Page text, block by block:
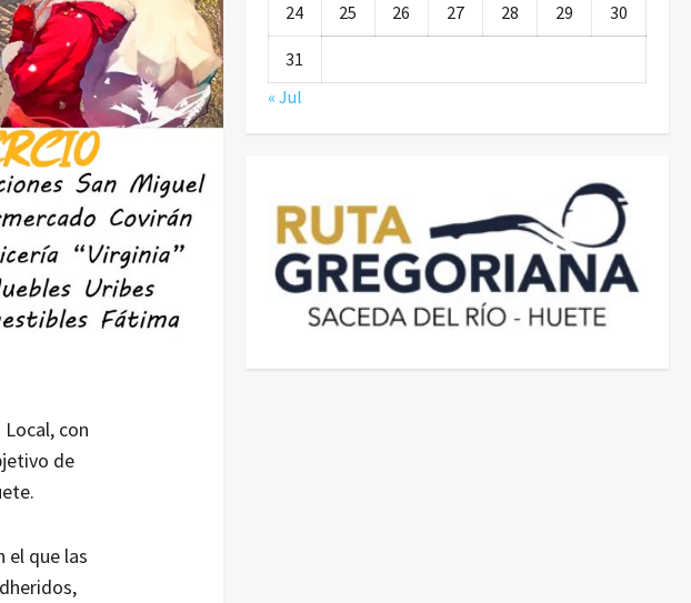
con
de
el que las
24 25 26 27 28 29 30
31
« Jul